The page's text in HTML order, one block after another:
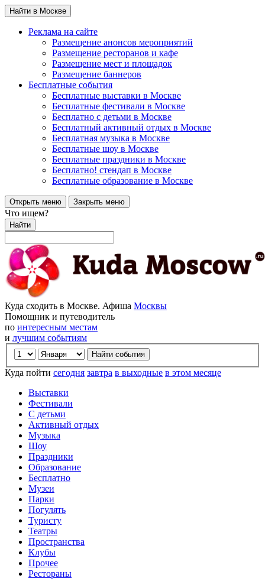
Найти в Москве
Реклама на сайте
Размещение анонсов мероприятий
Размещение ресторанов и кафе
Размещение мест и площадок
Размещение баннеров
Бесплатные события
Бесплатные выставки в Москве
Бесплатные фестивали в Москве
Бесплатно с детьми в Москве
Бесплатный активный отдых в Москве
Бесплатная музыка в Москве
Бесплатные шоу в Москве
Бесплатные праздники в Москве
Бесплатно! стендап в Москве
Бесплатные образование в Москве
Открыть меню Закрыть меню
Что ищем?
Найти
Куда сходить в Москве. Афиша Москвы
Помощник и путеводитель
по интересным местам
и лучшим событиям
Куда пойти сегодня завтра в выходные в этом месяце
Выставки
Фестивали
С детьми
Активный отдых
Музыка
Шоу
Праздники
Образование
Бесплатно
Музеи
Парки
Погулять
Туристу
Театры
Пространства
Клубы
Прочее
Рестораны